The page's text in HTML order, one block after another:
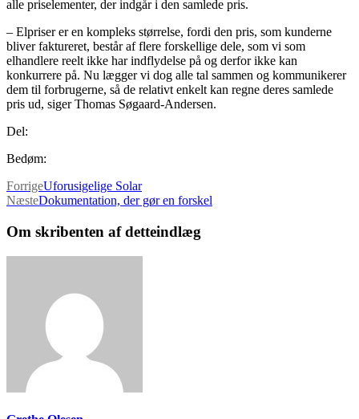
alle priselementer, der indgår i den samlede pris.
– Elpriser er en kompleks størrelse, fordi den pris, som kunderne
bliver faktureret, består af flere forskellige dele, som vi som
elhandlere reelt ikke har indflydelse på og derfor ikke kan
konkurrere på. Nu lægger vi dog alle tal sammen og kommunikerer
dem til forbrugerne, så de relativt enkelt kan regne deres samlede
pris ud, siger Thomas Søgaard-Andersen.
Del:
Bedøm:
ForrigeUforusigelige Solar
NæsteDokumentation, der gør en forskel
Om skribenten af detteindlæg